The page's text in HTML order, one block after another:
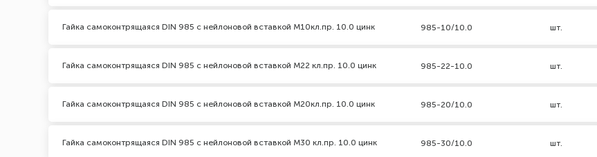
Гайка самоконтрящаяся DIN 985 с нейлоновой вставкой М10кл.пр. 10.0 цинк 985-10/10.0 шт.
Гайка самоконтрящаяся DIN 985 с нейлоновой вставкой М22 кл.пр. 10.0 цинк 985-22-10.0 шт.
Гайка самоконтрящаяся DIN 985 с нейлоновой вставкой М20кл.пр. 10.0 цинк 985-20/10.0 шт.
Гайка самоконтрящаяся DIN 985 с нейлоновой вставкой М30 кл.пр. 10.0 цинк 985-30/10.0 шт.